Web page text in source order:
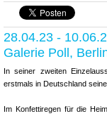
28.04.23 -
Galerie Poll,
In seiner zweiten
erstmals in Deutschland
Im Konfettiregen für die